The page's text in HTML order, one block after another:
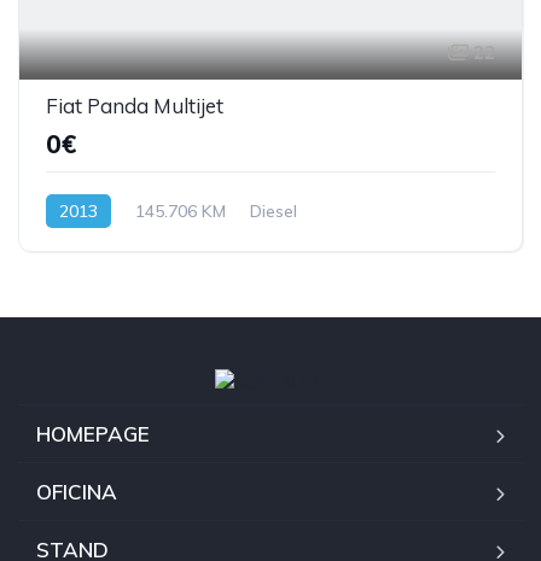
22
Fiat Panda Multijet
0€
2013 145.706 KM Diesel
HOMEPAGE
OFICINA
STAND